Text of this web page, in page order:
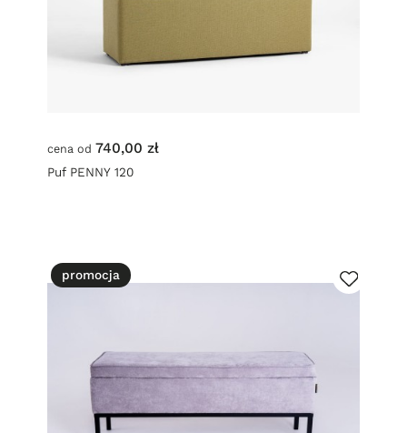
cena od 740,00 zł
Puf PENNY 120
promocja